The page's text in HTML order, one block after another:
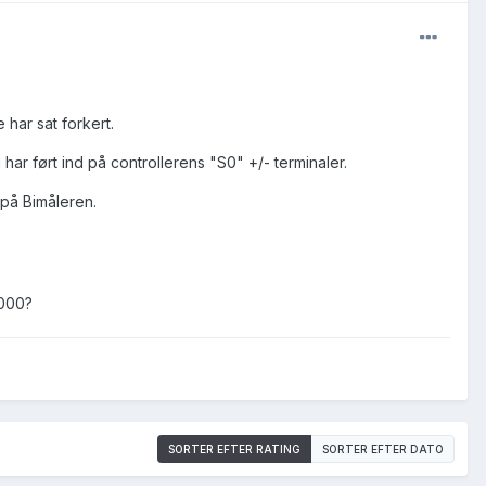
har sat forkert.
har ført ind på controllerens "S0" +/- terminaler.
Bimåleren.
SORTER EFTER RATING SORTER EFTER DATO